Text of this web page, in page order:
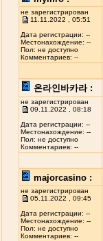
не зарегистрирован
11.11.2022 , 05:51
Дата регистрации: --
Местонахождение: --
Пол: не доступно
Комментариев: --
온라인바카라 :
не зарегистрирован
09.11.2022 , 08:18
Дата регистрации: --
Местонахождение: --
Пол: не доступно
Комментариев: --
majorcasino :
не зарегистрирован
05.11.2022 , 09:45
Дата регистрации: --
Местонахождение: --
Пол: не доступно
Комментариев: --